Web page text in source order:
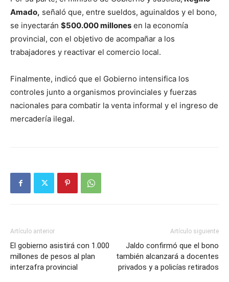
Amado, señaló que, entre sueldos, aguinaldos y el bono,
se inyectarán $500.000 millones en la economía
provincial, con el objetivo de acompañar a los
trabajadores y reactivar el comercio local.
Finalmente, indicó que el Gobierno intensifica los
controles junto a organismos provinciales y fuerzas
nacionales para combatir la venta informal y el ingreso de
mercadería ilegal.
Artículo anterior
El gobierno asistirá con 1.000
millones de pesos al plan
interzafra provincial
Artículo siguiente
Jaldo confirmó que el bono
también alcanzará a docentes
privados y a policías retirados